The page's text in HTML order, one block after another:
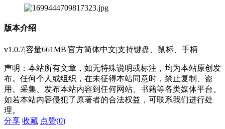
版本介绍
v1.0.7|容量661MB|官方简体中文|支持键盘、鼠标、手柄
声明：本站所有文章，如无特殊说明或标注，均为本站原创发
布。任何个人或组织，在未征得本站同意时，禁止复制、盗
用、采集、发布本站内容到任何网站、书籍等各类媒体平台。
如若本站内容侵犯了原著者的合法权益，可联系我们进行处
理。
分享 收藏 点赞(0)